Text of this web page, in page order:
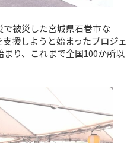
で被災した宮城県石巻市な
援しようと始まったプロジェ
り、これまで全国100か所以